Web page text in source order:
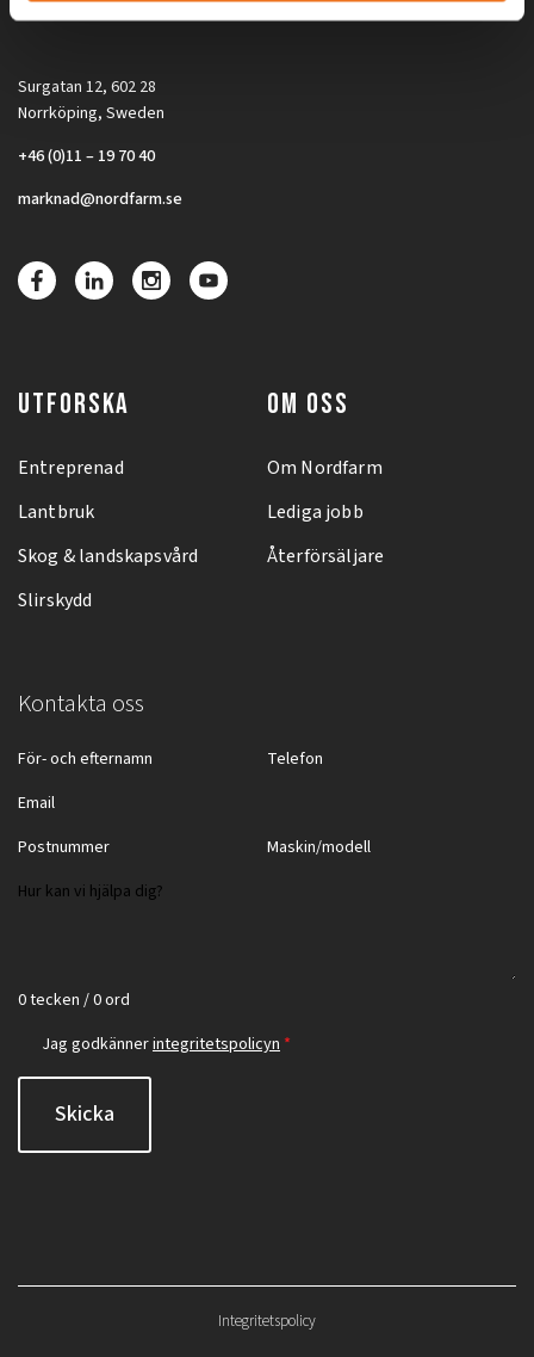
Surgatan 12, 602 28
Norrköping, Sweden
+46 (0)11 – 19 70 40
marknad@nordfarm.se
UTFORSKA
Entreprenad
Lantbruk
Skog & landskapsvård
Slirskydd
OM OSS
Om Nordfarm
Lediga jobb
Återförsäljare
Kontakta oss
0 tecken / 0 ord
Jag godkännerintegritetspolicyn *
Skicka
Integritetspolicy